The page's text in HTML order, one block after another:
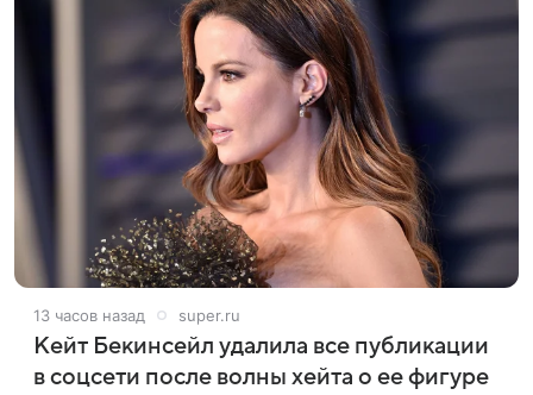
13 часов назад super.ru
Кейт Бекинсейл удалила все публикации
в соцсети после волны хейта о ее фигуре